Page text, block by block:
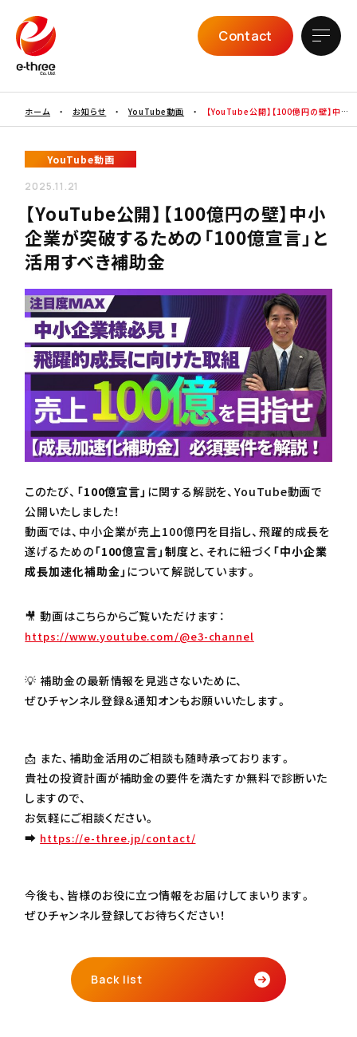
Contact
ホーム ・ お知らせ ・YouTube動画 ・
【YouTube公開】【100億円の壁】中小
企業が突破するための「100億宣言」と活用すべき補助金
YouTube動画
2025.11.21
【YouTube公開】【100億円の壁】中小
企業が突破するための「100億宣言」と
活用すべき補助金
このたび、 「100億宣言」 に関する解説を、YouTube動画で
公開いたしました！
動画では、中小企業が売上100億円を目指し、飛躍的成長を
遂げるための「100億宣言」制度と、それに紐づく 「中小企業
成長加速化補助金」 について解説しています。
🎥 動画はこちらからご覧いただけます：
https://www.youtube.com/@e3-channel
💡 補助金の最新情報を見逃さないために、
ぜひチャンネル登録＆通知オンもお願いいたします。
📩 また、補助金活用のご相談も随時承っております。
貴社の投資計画が補助金の要件を満たすか無料で診断いた
しますので、
お気軽にご相談ください。
➡ https://e-three.jp/contact/
今後も、皆様のお役に立つ情報をお届けしてまいります。
ぜひチャンネル登録してお待ちください！
Back list